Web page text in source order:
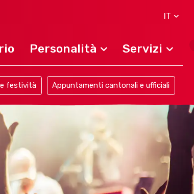
IT
Personalità Servizi
festività Appuntamenti cantonali e ufficiali